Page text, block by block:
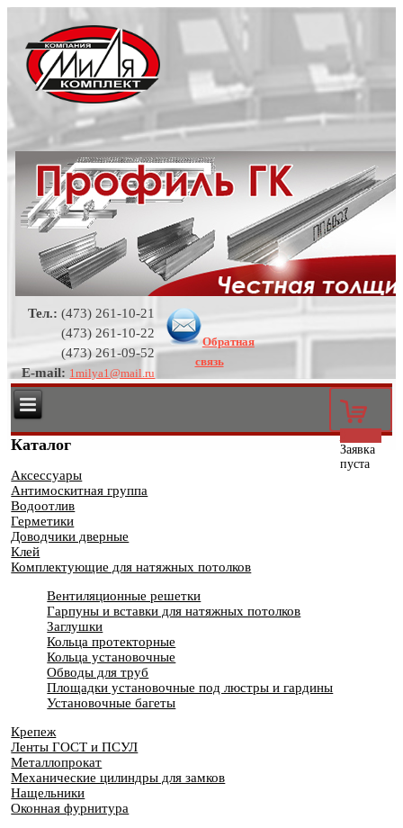
Тел.: (473) 261-10-21
(473) 261-10-22
(473) 261-09-52
E-mail: 1milya1@mail.ru
Обратная
связь
0
Заявка
пуста
Каталог
Аксессуары
Антимоскитная группа
Водоотлив
Герметики
Доводчики дверные
Клей
Комплектующие для натяжных потолков
Вентиляционные решетки
Гарпуны и вставки для натяжных потолков
Заглушки
Кольца протекторные
Кольца установочные
Обводы для труб
Площадки установочные под люстры и гардины
Установочные багеты
Крепеж
Ленты ГОСТ и ПСУЛ
Металлопрокат
Механические цилиндры для замков
Нащельники
Оконная фурнитура